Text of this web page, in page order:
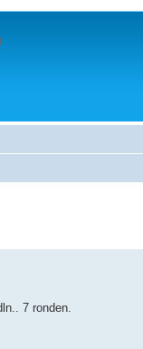
7 ronden.